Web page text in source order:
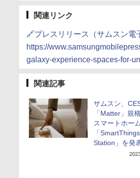
関連リンク
🔗プレスリリース（サムスン電
https://
galaxy-experience-spaces-for-
関連記事
サムスン、
「Matter」規
スマートホー
「SmartThings
Station」を発